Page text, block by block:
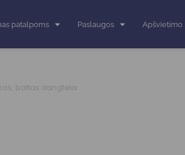
patalpoms Paslaugos Apšvietimo
baltas dangtelis